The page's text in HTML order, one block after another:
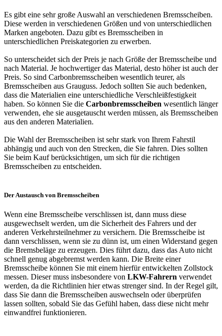
Es gibt eine sehr große Auswahl an verschiedenen Bremsscheiben.
Diese werden in verschiedenen Größen und von unterschiedlichen
Marken angeboten. Dazu gibt es Bremsscheiben in
unterschiedlichen Preiskategorien zu erwerben.
So unterscheidet sich der Preis je nach Größe der Bremsscheibe und
nach Material. Je hochwertiger das Material, desto höher ist auch der
Preis. So sind Carbonbremsscheiben wesentlich teurer, als
Bremsscheiben aus Grauguss. Jedoch sollten Sie auch bedenken,
dass die Materialien eine unterschiedliche Verschleißfestigkeit
haben. So können Sie die Carbonbremsscheiben wesentlich länger
verwenden, ehe sie ausgetauscht werden müssen, als Bremsscheiben
aus den anderen Materialien.
Die Wahl der Bremsscheiben ist sehr stark von Ihrem Fahrstil
abhängig und auch von den Strecken, die Sie fahren. Dies sollten
Sie beim Kauf berücksichtigen, um sich für die richtigen
Bremsscheiben zu entscheiden.
Der Austausch von Bremsscheiben
Wenn eine Bremsscheibe verschlissen ist, dann muss diese
ausgewechselt werden, um die Sicherheit des Fahrers und der
anderen Verkehrsteilnehmer zu versichern. Die Bremsscheibe ist
dann verschlissen, wenn sie zu dünn ist, um einen Widerstand gegen
die Bremsbeläge zu erzeugen. Dies führt dazu, dass das Auto nicht
schnell genug abgebremst werden kann. Die Breite einer
Bremsscheibe können Sie mit einem hierfür entwickelten Zollstock
messen. Dieser muss insbesondere von LKW-Fahrern verwendet
werden, da die Richtlinien hier etwas strenger sind. In der Regel gilt,
dass Sie dann die Bremsscheiben auswechseln oder überprüfen
lassen sollten, sobald Sie das Gefühl haben, dass diese nicht mehr
einwandfrei funktionieren.